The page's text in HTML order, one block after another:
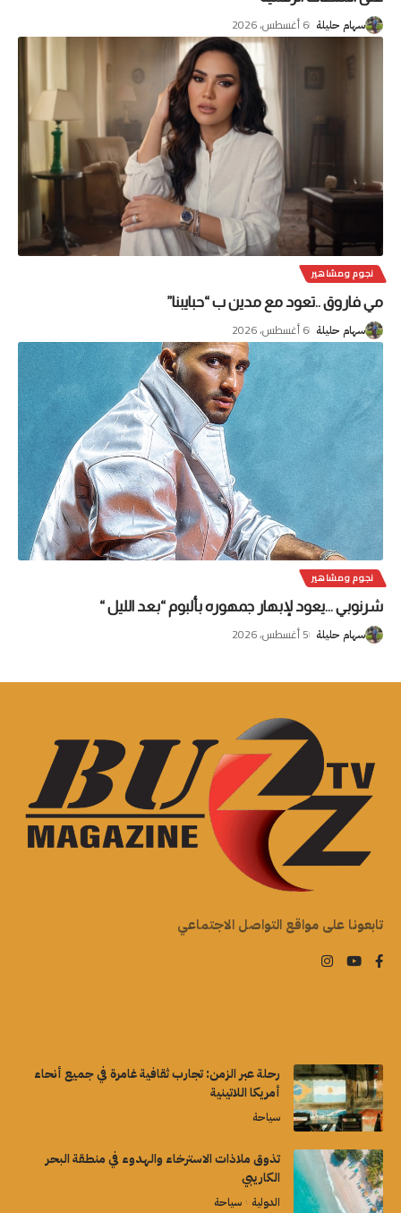
سهام حليلة 6 أغسطس، 2026
نجوم ومشاهير
مي فاروق ..تعود مع مدين ب “حبايبنا”
سهام حليلة 6 أغسطس، 2026
نجوم ومشاهير
شرنوبي …يعود لإبهار جمهوره بألبوم “بعد الليل “
سهام حليلة 5 أغسطس، 2026
تابعونا على مواقع التواصل الاجتماعي
رحلة عبر الزمن: تجارب ثقافية غامرة في جميع أنحاء
أمريكا اللاتينية
سياحة
تذوق ملاذات الاسترخاء والهدوء في منطقة البحر
الكاريبي
الدولية سياحة